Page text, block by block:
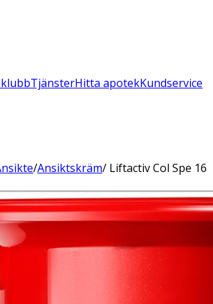
TjänsterHitta apotekKundservice
/Ansiktskräm/ Liftactiv Col Spe 16